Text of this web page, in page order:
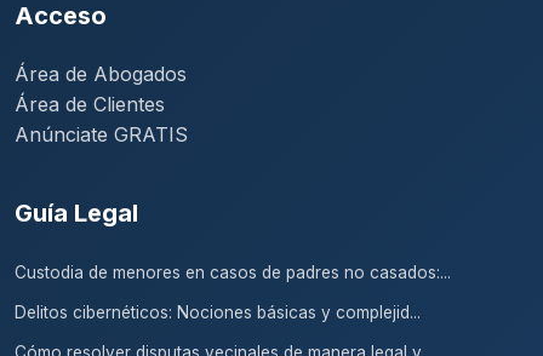
Acceso
Área de Abogados
Área de Clientes
Anúnciate GRATIS
Guía Legal
Custodia de menores en casos de padres no casados:...
Delitos cibernéticos: Nociones básicas y complejid...